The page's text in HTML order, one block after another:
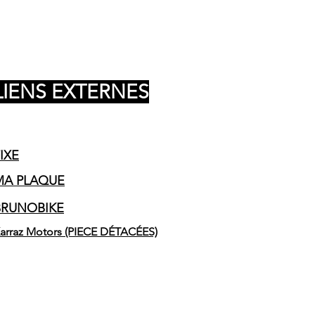
EXTERNES
PLAQUE
Motors (PIECE DÉTACÉES)